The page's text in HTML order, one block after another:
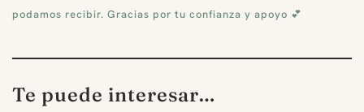
podamos recibir. Gracias por tu confianza y apoyo 💕
Te puede interesar…